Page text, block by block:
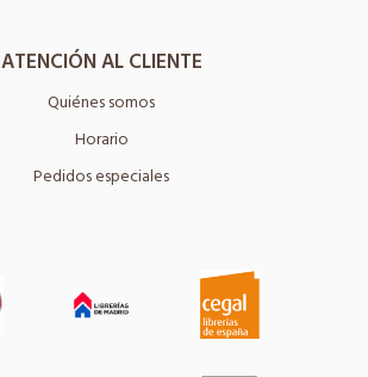
ATENCIÓN AL CLIENTE
Quiénes somos
Horario
Pedidos especiales